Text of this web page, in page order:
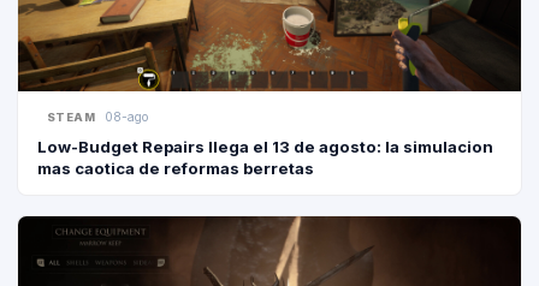
STEAM 08-ago
Low-Budget Repairs llega el 13 de agosto: la simulacion
mas caotica de reformas berretas